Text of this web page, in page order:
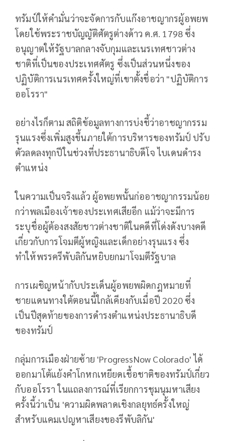
ทรัมป์ให้คำมั่นว่าจะจัดการกับแก๊งอาชญากรผู้อพยพ
โดยใช้พระราชบัญญัติศัตรูต่างด้าว ค.ศ. 1798 ซึ่ง
อนุญาตให้รัฐบาลกลางจับกุมและเนรเทศชาวต่าง
ชาติที่เป็นของประเทศศัตรู ซึ่งเป็นส่วนหนึ่งของ
ปฏิบัติการเนรเทศครั้งใหญ่ที่เขาตั้งชื่อว่า "ปฏิบัติการ
ออโรรา"
อย่างไรก็ตาม สถิติข้อมูลทางการบ่งชี้ว่าอาชญากรรม
รุนแรงซึ่งเพิ่มสูงขึ้นภายใต้การบริหารของทรัมป์ ปรับ
ตัวลดลงทุกปีในช่วงที่ประธานาธิบดีโจ ไบเดนดำรง
ตำแหน่ง
ในความเป็นจริงแล้ว ผู้อพยพนั้นก่ออาชญากรรมน้อย
กว่าพลเมืองเจ้าของประเทศเสียอีก แม้ว่าจะมีการ
ระบุชื่อผู้ต้องสงสัยชาวต่างชาติในคดีที่โด่งดังบางคดี
เกี่ยวกับการโจมตีผู้หญิงและเด็กอย่างรุนแรง ซึ่ง
ทำให้พรรครีพับลิกันหยิบยกมาโจมตีรัฐบาล
การเผชิญหน้ากับประเด็นผู้อพยพผิดกฎหมายที่
ชายแดนทางใต้ตอนนี้ใกล้เคียงกับเมื่อปี 2020 ซึ่ง
เป็นปีสุดท้ายของการดำรงตำแหน่งประธานาธิบดี
ของทรัมป์
กลุ่มการเมืองฝ่ายซ้าย 'ProgressNow Colorado' ได้
ออกมาโต้แย้งคำโกหกเหยียดเชื้อชาติของทรัมป์เกี่ยว
กับออโรรา ในแถลงการณ์ที่เรียกการชุมนุมหาเสียง
ครั้งนี้ว่าเป็น 'ความผิดพลาดเชิงกลยุทธ์ครั้งใหญ่
สำหรับแคมเปญหาเสียงของรีพับลิกัน'